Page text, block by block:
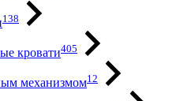
138
кровати405
механизмом12